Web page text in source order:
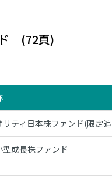
(72頁)
ティ日本株ファンド(限定
成長株ファンド